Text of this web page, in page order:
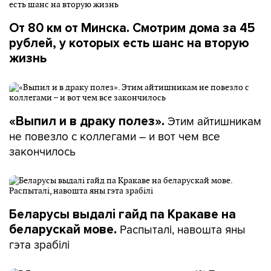
Наталья Щербина,заведующая сектором
социально-экономической политики Института
экономики НАН РБ, объясняет, что многодетными в
– Были такие научные категории: была малодетная
семья, среднедетная семья и многодетная семья.
Трое детей – это считалось с 50-х по 80-е годы
среднедетной семьей. А многодетная либо
расширенная семья – это от пяти и выше.
В 1999 году в Беларуси приняли Кодекс о браке и
которой «на иждивении и воспитании находятся
трое и более детей». По данным переписи 2009
года, таких семей в Беларуси было около 65 000 –
От 80 км от Минска. Смотрим дома за 45
рублей, у которых есть шанс на вторую
жизнь
«Выпил и в драку полез». Этим айтишникам
не повезло с коллегами – и вот чем все
закончилось
Беларусы выдалі гайд па Кракаве на
беларускай мове. Распыталі, навошта яны
гэта зрабілі